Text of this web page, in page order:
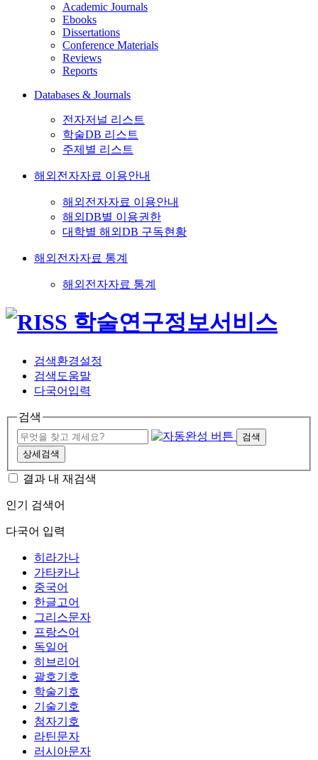
Academic Journals
Ebooks
Dissertations
Conference Materials
Reviews
Reports
Databases & Journals
전자저널 리스트
학술DB 리스트
주제별 리스트
해외전자자료 이용안내
해외전자자료 이용안내
해외DB별 이용권한
대학별 해외DB 구독현황
해외전자자료 통계
해외전자자료 통계
검색환경설정
검색도움말
다국어입력
검색
검색
상세검색
결과 내 재검색
인기 검색어
다국어 입력
히라가나
가타카나
중국어
한글고어
그리스문자
프랑스어
독일어
히브리어
괄호기호
학술기호
기술기호
첨자기호
라틴문자
러시아문자